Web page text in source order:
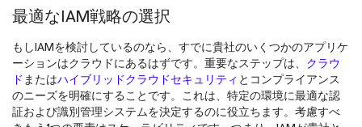
最適なIAM戦略の選択
もしIAMを検討しているのなら、すでに貴社のいくつかのアプリケ
ーションはクラウドにあるはずです。重要なステップは、 クラウ
ドまたはハイブリッドクラウドセキュリティ とコンプライアンス
のニーズを明確にすることです。これは、特定の環境に最適な認
証および識別管理システムを決定するのに役立ちます。考慮すべ